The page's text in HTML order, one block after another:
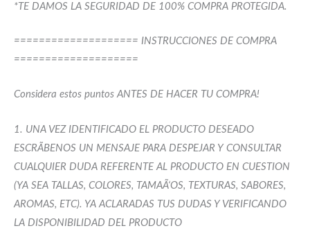
*TE DAMOS LA SEGURIDAD DE 100% COMPRA PROTEGIDA.
==================== INSTRUCCIONES DE COMPRA
====================
Considera estos puntos ANTES DE HACER TU COMPRA!
1. UNA VEZ IDENTIFICADO EL PRODUCTO DESEADO
ESCRÃBENOS UN MENSAJE PARA DESPEJAR Y CONSULTAR
CUALQUIER DUDA REFERENTE AL PRODUCTO EN CUESTION
(YA SEA TALLAS, COLORES, TAMAÃ‘OS, TEXTURAS, SABORES,
AROMAS, ETC). YA ACLARADAS TUS DUDAS Y VERIFICANDO
LA DISPONIBILIDAD DEL PRODUCTO